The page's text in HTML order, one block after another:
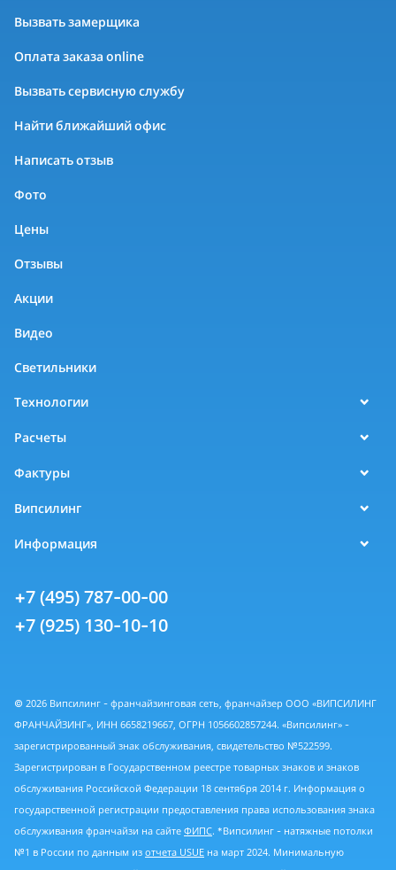
Вызвать замерщика
Оплата заказа online
Вызвать сервисную службу
Найти ближайший офис
Написать отзыв
Фото
Цены
Отзывы
Акции
Видео
Светильники
Технологии
Расчеты
Фактуры
Випсилинг
Информация
+7 (495) 787-00-00
+7 (925) 130-10-10
© 2026 Випсилинг - франчайзинговая сеть, франчайзер ООО «ВИПСИЛИНГ
ФРАНЧАЙЗИНГ», ИНН 6658219667, ОГРН 1056602857244. «Випсилинг» -
зарегистрированный знак обслуживания, свидетельство №522599.
Зарегистрирован в Государственном реестре товарных знаков и знаков
обслуживания Российской Федерации 18 сентября 2014 г. Информация о
государственной регистрации предоставления права использования знака
обслуживания франчайзи на сайте ФИПС. *Випсилинг - натяжные потолки
№1 в России по данным из отчета USUE на март 2024. Минимальную